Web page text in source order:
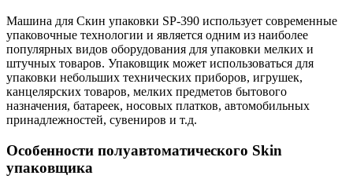
Машина для Скин упаковки SP-390 использует современные
упаковочные технологии и является одним из наиболее
популярных видов оборудования для упаковки мелких и
штучных товаров. Упаковщик может использоваться для
упаковки небольших технических приборов, игрушек,
канцелярских товаров, мелких предметов бытового
назначения, батареек, носовых платков, автомобильных
принадлежностей, сувениров и т.д.
Особенности полуавтоматического Skin
упаковщика